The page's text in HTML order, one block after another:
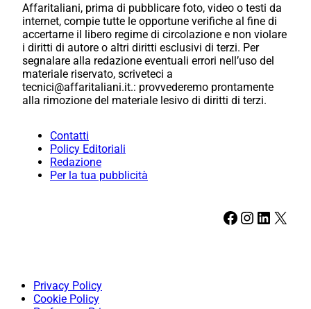
Affaritaliani, prima di pubblicare foto, video o testi da
internet, compie tutte le opportune verifiche al fine di
accertarne il libero regime di circolazione e non violare
i diritti di autore o altri diritti esclusivi di terzi. Per
segnalare alla redazione eventuali errori nell’uso del
materiale riservato, scriveteci a
tecnici@affaritaliani.it.: provvederemo prontamente
alla rimozione del materiale lesivo di diritti di terzi.
Contatti
Policy Editoriali
Redazione
Per la tua pubblicità
Facebook Instagram LinkedIn X
Privacy Policy
Cookie Policy